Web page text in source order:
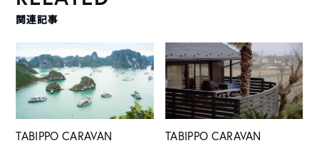
関連記事
TABIPPO CARAVAN
TABIPPO CARAVAN